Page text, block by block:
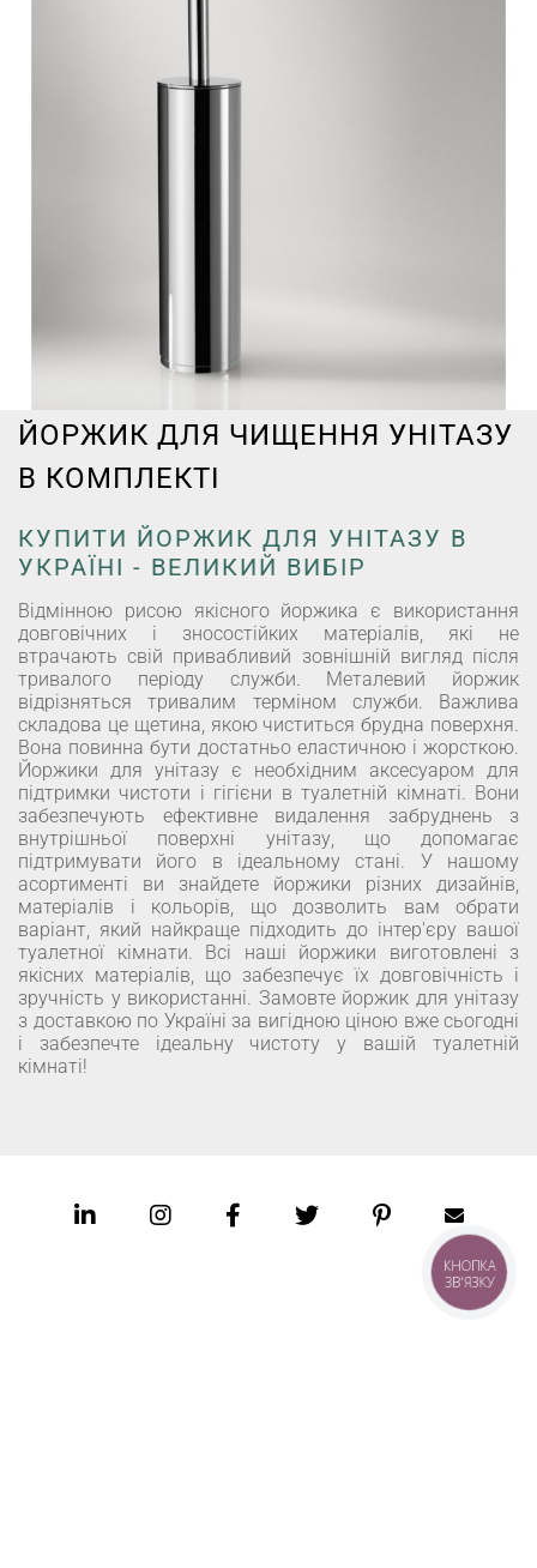
ЙОРЖИК ДЛЯ ЧИЩЕННЯ УНІТАЗУ
В КОМПЛЕКТІ
КУПИТИ ЙОРЖИК ДЛЯ УНІТАЗУ В
УКРАЇНІ - ВЕЛИКИЙ ВИБІР
Відмінною рисою якісного йоржика є використання
довговічних і зносостійких матеріалів, які не
втрачають свій привабливий зовнішній вигляд після
тривалого періоду служби. Металевий йоржик
відрізняться тривалим терміном служби. Важлива
складова це щетина, якою чиститься брудна поверхня.
Вона повинна бути достатньо еластичною і жорсткою.
Йоржики для унітазу є необхідним аксесуаром для
підтримки чистоти і гігієни в туалетній кімнаті. Вони
забезпечують ефективне видалення забруднень з
внутрішньої поверхні унітазу, що допомагає
підтримувати його в ідеальному стані. У нашому
асортименті ви знайдете йоржики різних дизайнів,
матеріалів і кольорів, що дозволить вам обрати
варіант, який найкраще підходить до інтер'єру вашої
туалетної кімнати. Всі наші йоржики виготовлені з
якісних матеріалів, що забезпечує їх довговічність і
зручність у використанні. Замовте йоржик для унітазу
з доставкою по Україні за вигідною ціною вже сьогодні
і забезпечте ідеальну чистоту у вашій туалетній
кімнаті!
КНОПКА
ЗВ'ЯЗКУ